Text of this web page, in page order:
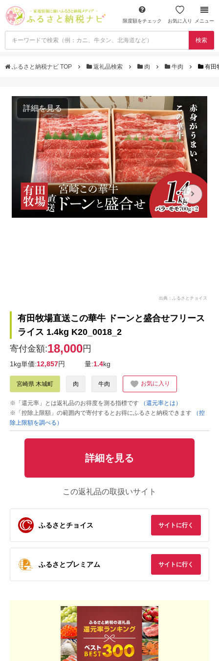
限度額をチェック お気に入り メニュー
検索
ふるさと納税ナビ TOP 返礼品検索 肉 牛肉 有田
詳細を見る
出典：ふるさとチョイス
有田牧場直送この華牛 ドーンと盛合せフリース
ライス 1.4kg K20_0018_2
寄付金額:18,000円
1kg単価:12,857円 量:1.4kg
宮崎県 木城町 肉 牛肉 お気に入り
※「還元率」とは返礼品のお得度を測る指標です
（還元率とは）
※「控除上限額」の範囲内で寄付するとお得にふるさと納税できます
（控
除上限額を調べる）
詳細を見る
この返礼品の取扱いサイト
ふるさとチョイス サイトに行く
ふるさとプレミアム サイトに行く